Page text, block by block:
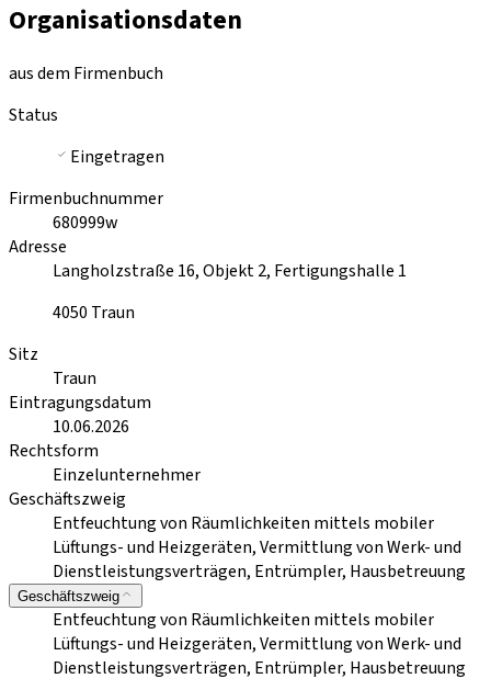
Organisationsdaten
aus dem Firmenbuch
Status
Eingetragen
Firmenbuchnummer
680999w
Adresse
Langholzstraße 16, Objekt 2, Fertigungshalle 1
4050 Traun
Sitz
Traun
Eintragungsdatum
10.06.2026
Rechtsform
Einzelunternehmer
Geschäftszweig
Entfeuchtung von Räumlichkeiten mittels mobiler
Lüftungs- und Heizgeräten, Vermittlung von Werk- und
Dienstleistungsverträgen, Entrümpler, Hausbetreuung
Geschäftszweig
Entfeuchtung von Räumlichkeiten mittels mobiler
Lüftungs- und Heizgeräten, Vermittlung von Werk- und
Dienstleistungsverträgen, Entrümpler, Hausbetreuung